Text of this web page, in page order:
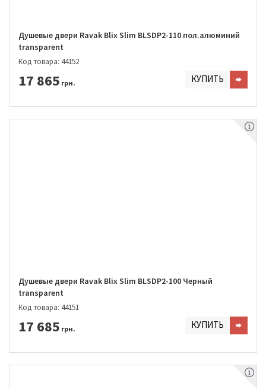
Душевые двери Ravak Blix Slim BLSDP2-110 пол.алюминий
transparent
Код товара: 44152
17 865 грн. КУПИТЬ
Душевые двери Ravak Blix Slim BLSDP2-100 Черный
transparent
Код товара: 44151
17 685 грн. КУПИТЬ